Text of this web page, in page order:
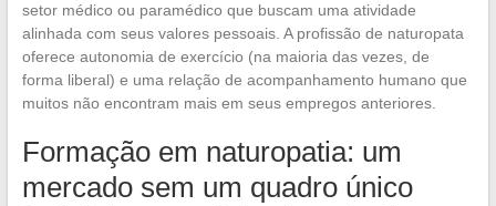
setor médico ou paramédico que buscam uma atividade
alinhada com seus valores pessoais. A profissão de naturopata
oferece autonomia de exercício (na maioria das vezes, de
forma liberal) e uma relação de acompanhamento humano que
muitos não encontram mais em seus empregos anteriores.
Formação em naturopatia: um
mercado sem um quadro único